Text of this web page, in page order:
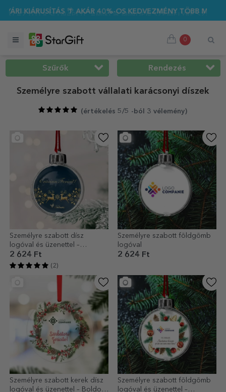
40%-OS KEDVEZMÉNY TÖBB MINT 100 SZEMÉLYRE
0
Szűrők Rendezés
Személyre szabott vállalati karácsonyi díszek
(értékelés 5/5 -ból 3 vélemény)
Személyre szabott dísz
logóval és üzenettel –
Karácsonyi történet
2 624 Ft
(2)
Személyre szabott földgömb
logóval
2 624 Ft
Személyre szabott kerek dísz
logóval és üzenettel – Boldog
Személyre szabott földgömb
logóval és üzenettel –